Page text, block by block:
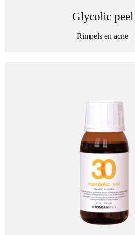
Glycolic peel
Rimpels en acne